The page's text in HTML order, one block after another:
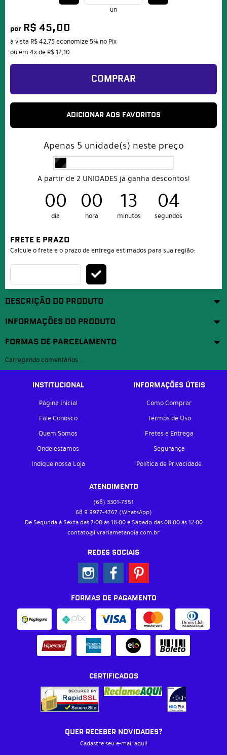
un
por R$ 45,00
à vista R$ 42,75economize 5% no Pix
ou em 4xde R$ 12,10
COMPRAR
ADICIONAR AOS FAVORITOS
Apenas 5 unidade(s) neste preço
A partir de 2 UNIDADES já ganha descontos!
00
dia
00
hora
13
minutos
03
segundos
FRETE E PRAZO
Calcule o frete e o prazo de entrega estimados para sua região:
DESCRIÇÃO DO PRODUTO
INFORMAÇÕES DO PRODUTO
FORMAS DE PARCELAMENTO
Carregando comentários ...
INSTITUCIONAL
Página Inicial
Fale Conosco
Quem Somos
Onde estamos
Indique nossa Loja
INFORMAÇÕES ÚTEIS
Como Comprar
Termos de Uso
Fretes e Entrega
Segurança
Política de Privacidade
ATENDIMENTO
(68) 3301-7551
68 9 9977-4767 (WhatsApp)
De Segunda à Sexta das 7:00 às 18:00 e Sábado das 08:00 às 12:00
contato@livrariametanoia.com.br
REDES SOCIAIS
FORMAS DE PAGAMENTO
CERTIFICADOS
QUER RECEBER NOVIDADES?
Cadastre seu e-mail aqui!